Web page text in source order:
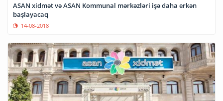
ASAN xidmət və ASAN Kommunal mərkəzləri işə daha erkən
başlayacaq
14-08-2018